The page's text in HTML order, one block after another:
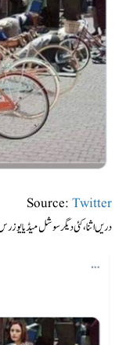
Source: Twitter
دریں اثنا، کئی دیگر سوشل میڈیا